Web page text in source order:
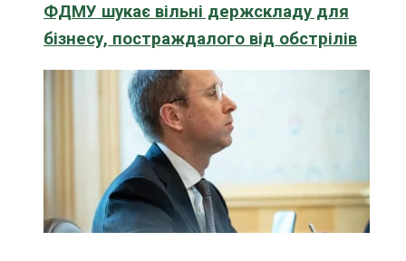
ФДМУ шукає вільні держскладу для
бізнесу, постраждалого від обстрілів